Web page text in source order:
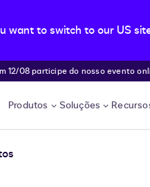
want to switch to our US
08 participe do nosso evento online
Produtos Soluções